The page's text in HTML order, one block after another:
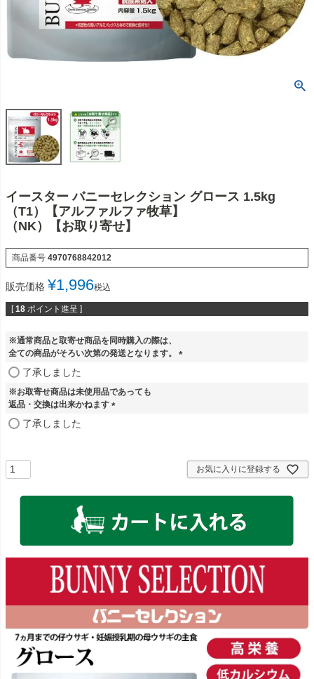
イースター バニーセレクション グロース 1.5kg
（T1）【アルファルファ牧草】
（NK）【お取り寄せ】
商品番号 4970768842012
販売価格 ¥1,996税込
[ 18 ポイント進呈 ]
※通常商品と取寄せ商品を同時購入の際は、
全ての商品がそろい次第の発送となります。
了承しました
※お取寄せ商品は未使用品であっても
返品・交換は出来かねます
了承しました
お気に入りに登録する